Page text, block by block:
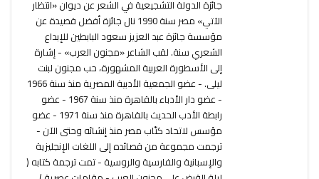
جائزة الدولة التشجيعية في الشعر عن ديوان «انتظار
الآتي» مصر سنة 1990 نال جائزة أفضل قصيدة عن
مؤسسة جائزة عبد العزيز سعود البابطين للإبداع
الشعري سنة. لقب الشاعر «مجنون العرب» - إشارة
إلى الأسطورة العربية المشهورة، حب مجنون لبنت
ليلى. - عضو الجمعية الأدبية المصرية منذ سنة 1966
- عضو دار الأدباء بالقاهرة منذ سنة 1967 - عضو
رابطة الأدب الحديث بالقاهرة منذ سنة 1971 - عضو
مؤسس لاتحاد كتّاب مصر منذ إنشائه وحتى الآن -
ترجمت مجموعة من قصائده إلى اللغات الإنجليزية
والإسبانية والفارسية والروسية - تمت ترجمة كتابه (